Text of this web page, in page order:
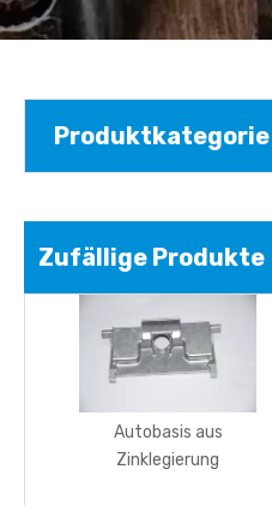
Produktkategorie
Zufällige Produkte
Autobasis aus
Zinklegierung